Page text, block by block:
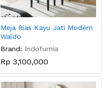
Meja Rias Kayu Jati Modern
Waldo
Brand: Indofurnia
Rp 3,100,000